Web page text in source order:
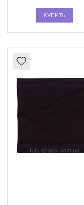
КУПИТЬ